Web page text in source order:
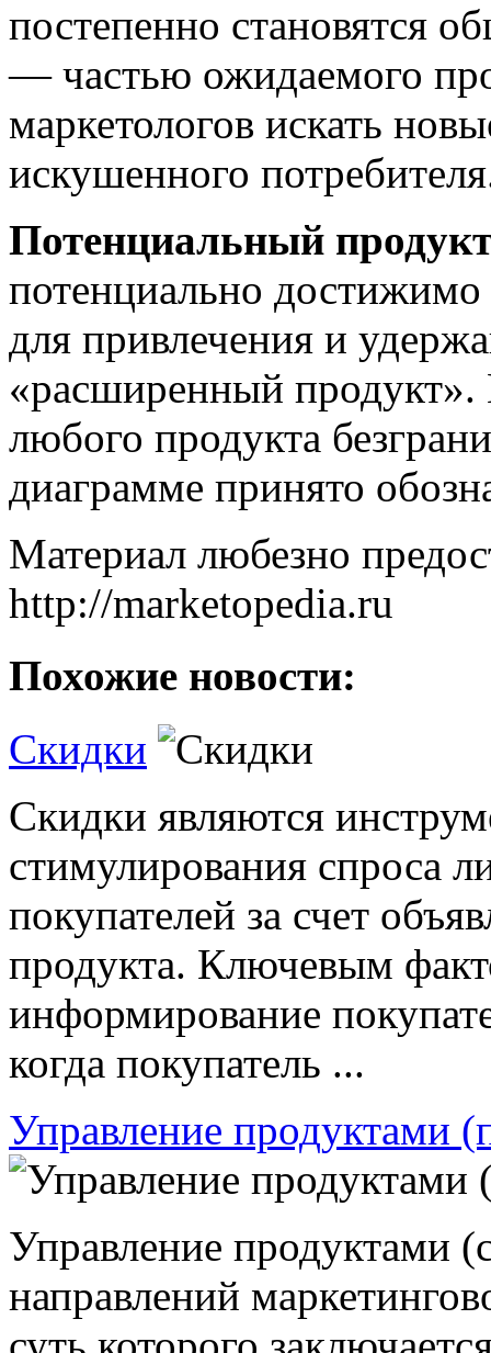
постепенно становятся
— частью ожидаемого
маркетологов искать
искушенного
Потенциальный
потенциально достижимо
для привлечения и
«расширенный продукт».
любого продукта
диаграмме принято
Материал любезно
http://marketopedia.ru
Похожие новости:
Скидки
Скидки являются
стимулирования спроса
покупателей за счет
продукта. Ключевым
информирование
когда покупатель ...
Управление продуктами
Управление продуктами
направлений